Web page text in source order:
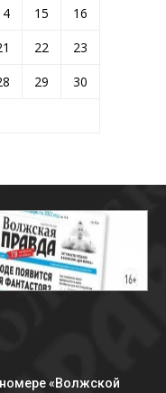
15
16
22
23
29
30
«Волжской